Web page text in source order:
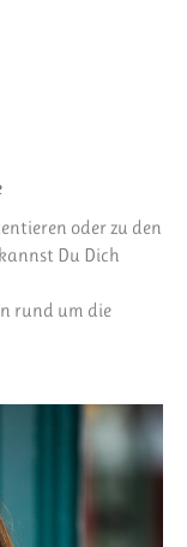
oder zu den
Du Dich
rund um die